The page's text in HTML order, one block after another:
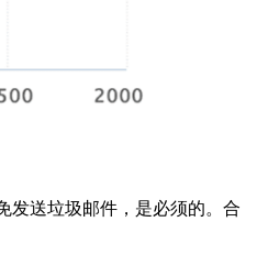
发送垃圾邮件，是必须的。合